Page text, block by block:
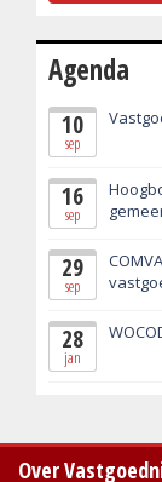
Agenda
10
sep
16
sep
29
sep
28
jan
Over